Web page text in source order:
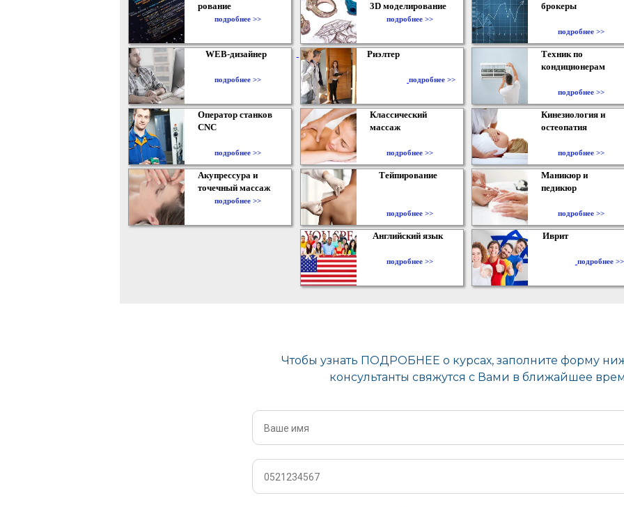
рование
подробнее >>
3D моделирование
подробнее >>
брокеры
подробнее >>
WEB-дизайнер
подробнее >>
Риэлтер
подробнее >>
Техник по
кондиционерам
подробнее >>
Оператор станков
CNC
подробнее >>
Классический
массаж
подробнее >>
Кинезиология и
остеопатия
подробнее >>
Акупрессура и
точечный массаж
подробнее >>
Тейпирование
подробнее >>
Маникюр и
педикюр
подробнее >>
Английский язык
подробнее >>
Иврит
подробнее >>